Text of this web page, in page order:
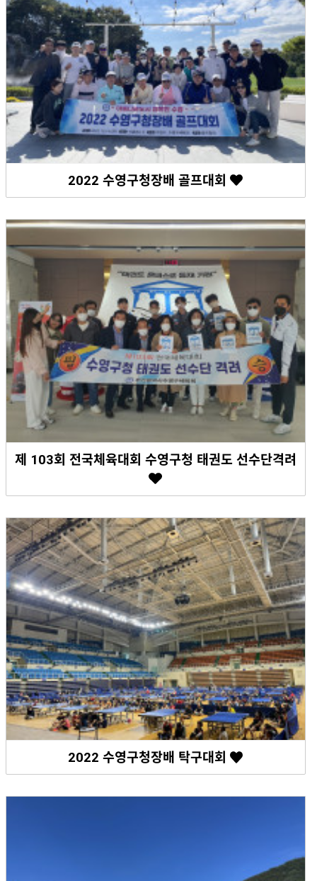
2022 수영구청장배 골프대회
제 103회 전국체육대회 수영구청 태권도 선수단격려
2022 수영구청장배 탁구대회